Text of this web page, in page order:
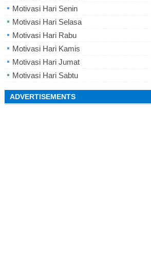
Motivasi Hari Senin
Motivasi Hari Selasa
Motivasi Hari Rabu
Motivasi Hari Kamis
Motivasi Hari Jumat
Motivasi Hari Sabtu
ADVERTISEMENTS